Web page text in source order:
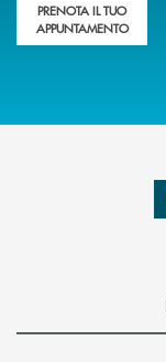
PRENOTA IL TUO
APPUNTAMENTO